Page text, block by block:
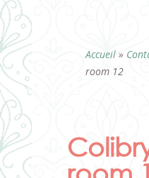
Accueil»
room 12